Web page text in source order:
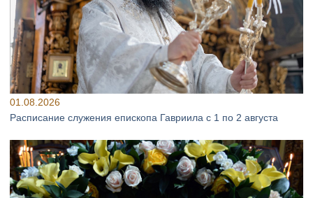
01.08.2026
Расписание служения епископа Гавриила с 1 по 2 августа